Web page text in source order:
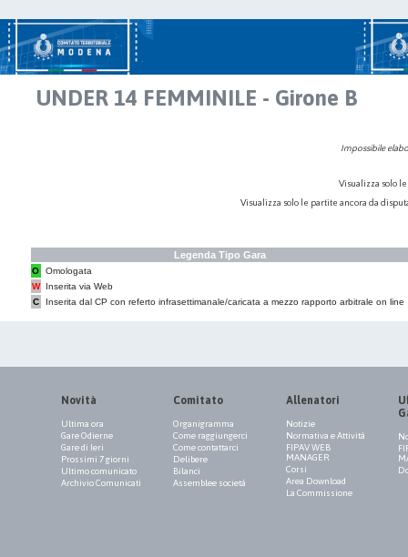
UNDER 14 FEMMINILE - Girone B
Impossibile
Visualizza solo
Visualizza solo le partite ancora da
Legenda Tipo Gara
O
Omologata
W
Inserita via Web
C
Inserita dal CP con referto infrasettimanale/caricata a mezzo rapporto arbitrale on line
Novità
Ultima ora
Gare Odierne
Gare di Ieri
Prossimi 7 giorni
Ultimo comunicato
Archivio Comunicati
Comitato
Organigramma
Come raggiungerci
Come contattarci
Delibere
Bilanci
Assemblee società
Allenatori
Notizie
Normativa e Attività
FIPAV WEB
MANAGER
Corsi
Area Download
La Commissione